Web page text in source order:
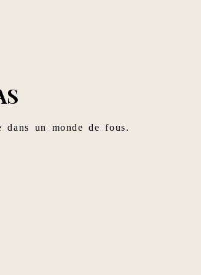
un monde de fous.